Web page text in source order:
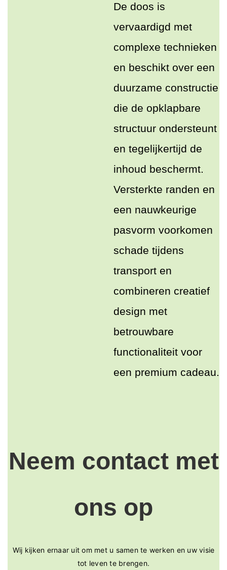
De doos is
vervaardigd met
complexe technieken
en beschikt over een
duurzame constructie
die de opklapbare
structuur ondersteunt
en tegelijkertijd de
inhoud beschermt.
Versterkte randen en
een nauwkeurige
pasvorm voorkomen
schade tijdens
transport en
combineren creatief
design met
betrouwbare
functionaliteit voor
een premium cadeau.
Neem contact met
ons op
Wij kijken ernaar uit om met u samen te werken en uw visie
tot leven te brengen.